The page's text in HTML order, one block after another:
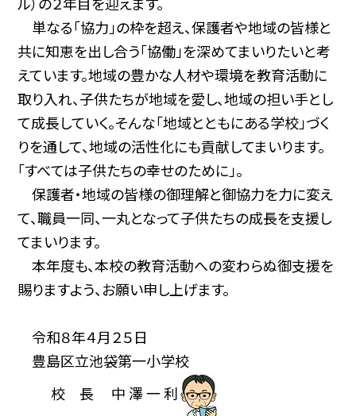
単なる「協力」の枠を超え、保護者や地域の皆様と
共に知恵を出し合う「協働」を深めてまいりたいと考
えています。地域の豊かな人材や環境を教育活動に
取り入れ、子供たちが地域を愛し、地域の担い手とし
て成長していく。そんな「地域とともにある学校」づく
りを通して、地域の活性化にも貢献してまいります。
「すべては子供たちの幸せのために」――。
保護者・地域の皆様の御理解と御協力を力に変え
て、職員一同、一丸となって子供たちの成長を支援し
てまいります。
本年度も、本校の教育活動への変わらぬ御支援を
賜りますよう、お願い申し上げます。
令和８年４月２５日
豊島区立池袋第一小学校
校 長 中 澤 一 利